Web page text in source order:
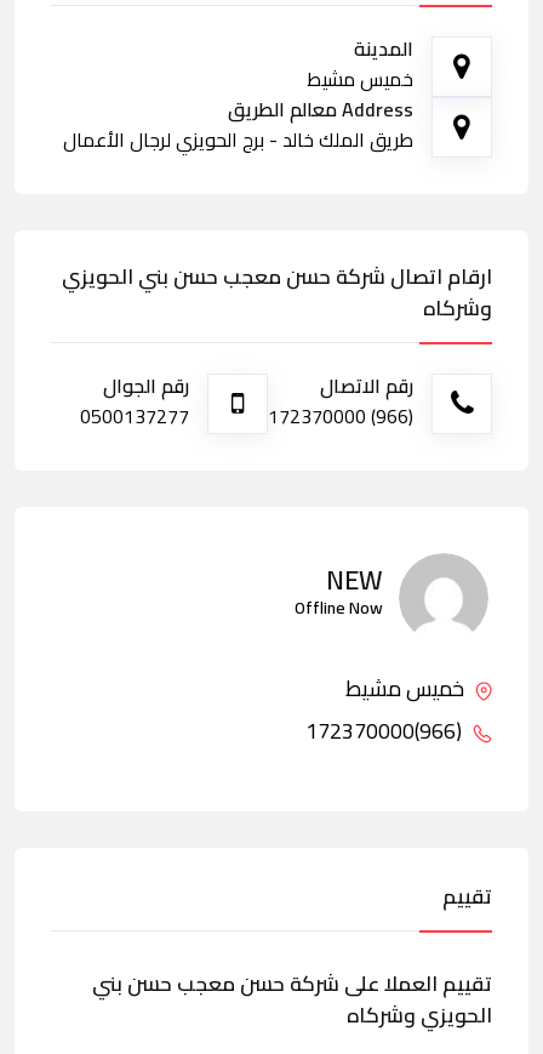
المدينة
خميس مشيط
Address معالم الطريق
طريق الملك خالد - برج الحويزي لرجال الأعمال
ارقام اتصال شركة حسن معجب حسن بني الحويزي
وشركاه
رقم الاتصال
(966) 172370000
رقم الجوال
0500137277
NEW
Offline Now
خميس مشيط
(966)172370000
تقييم
تقييم العملا على شركة حسن معجب حسن بني
الحويزي وشركاه